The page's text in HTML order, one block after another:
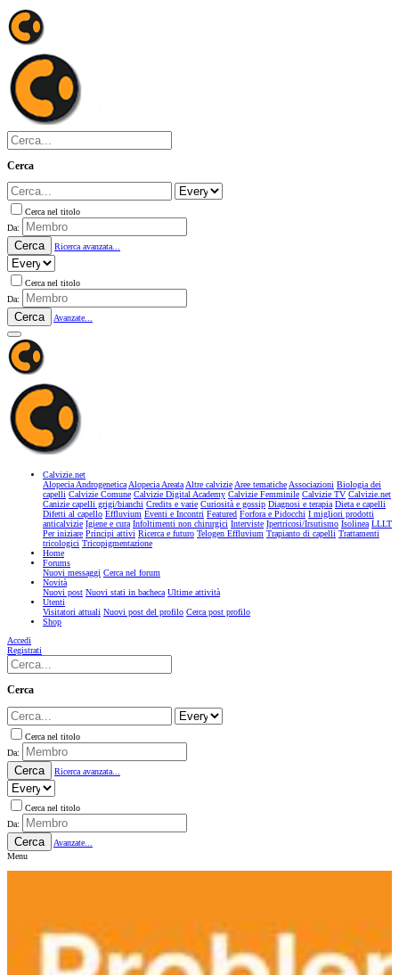
Cerca
Cerca nel titolo
Da:
Cerca Ricerca avanzata...
Cerca nel titolo
Da:
Cerca Avanzate...
Calvizie.net
Alopecia AndrogeneticaAlopecia AreataAltre calvizieAree tematicheAssociazioni Biologia dei
capelli Calvizie Comune Calvizie Digital Academy Calvizie Femminile Calvizie TV Calvizie.net
Canizie capelli grigi/bianchi Credits e varie Curiosità e gossip Diagnosi e terapia Dieta e capelli
Difetti al capello Effluvium Eventi e Incontri Featured Forfora e Pidocchi I migliori prodotti
anticalvizie Igiene e cura Infoltimenti non chirurgici Interviste Ipertricosi/Irsutismo Isolinea LLLT
Per iniziare Principi attivi Ricerca e futuro Telogen Effluvium Trapianto di capelli Trattamenti
tricologici Tricopigmentazione
Home
Forums
Nuovi messaggi Cerca nel forum
Novità
Nuovi post Nuovi stati in bacheca Ultime attività
Utenti
Visitatori attuali Nuovi post del profilo Cerca post profilo
Shop
Accedi
Registrati
Cerca
Cerca nel titolo
Da:
Cerca Ricerca avanzata...
Cerca nel titolo
Da:
Cerca
Avanzate...
Menu